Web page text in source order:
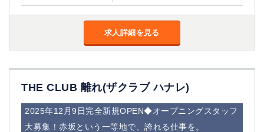
求人詳細を見る
THE CLUB 離れ(ザクラブ ハナレ)
2025年12月9日完全新規OPEN◆オープニングスタッフ
大募集！赤坂という一等地で、誇れる仕事を。